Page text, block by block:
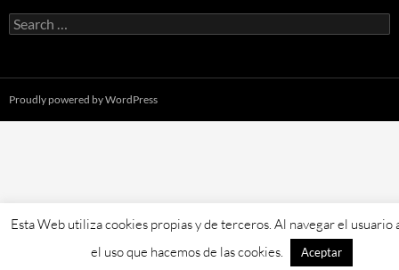
Search
for:
Proudly powered by WordPress
Esta Web utiliza cookies propias y de terceros. Al navegar el usuario
el uso que hacemos de las cookies.
Aceptar